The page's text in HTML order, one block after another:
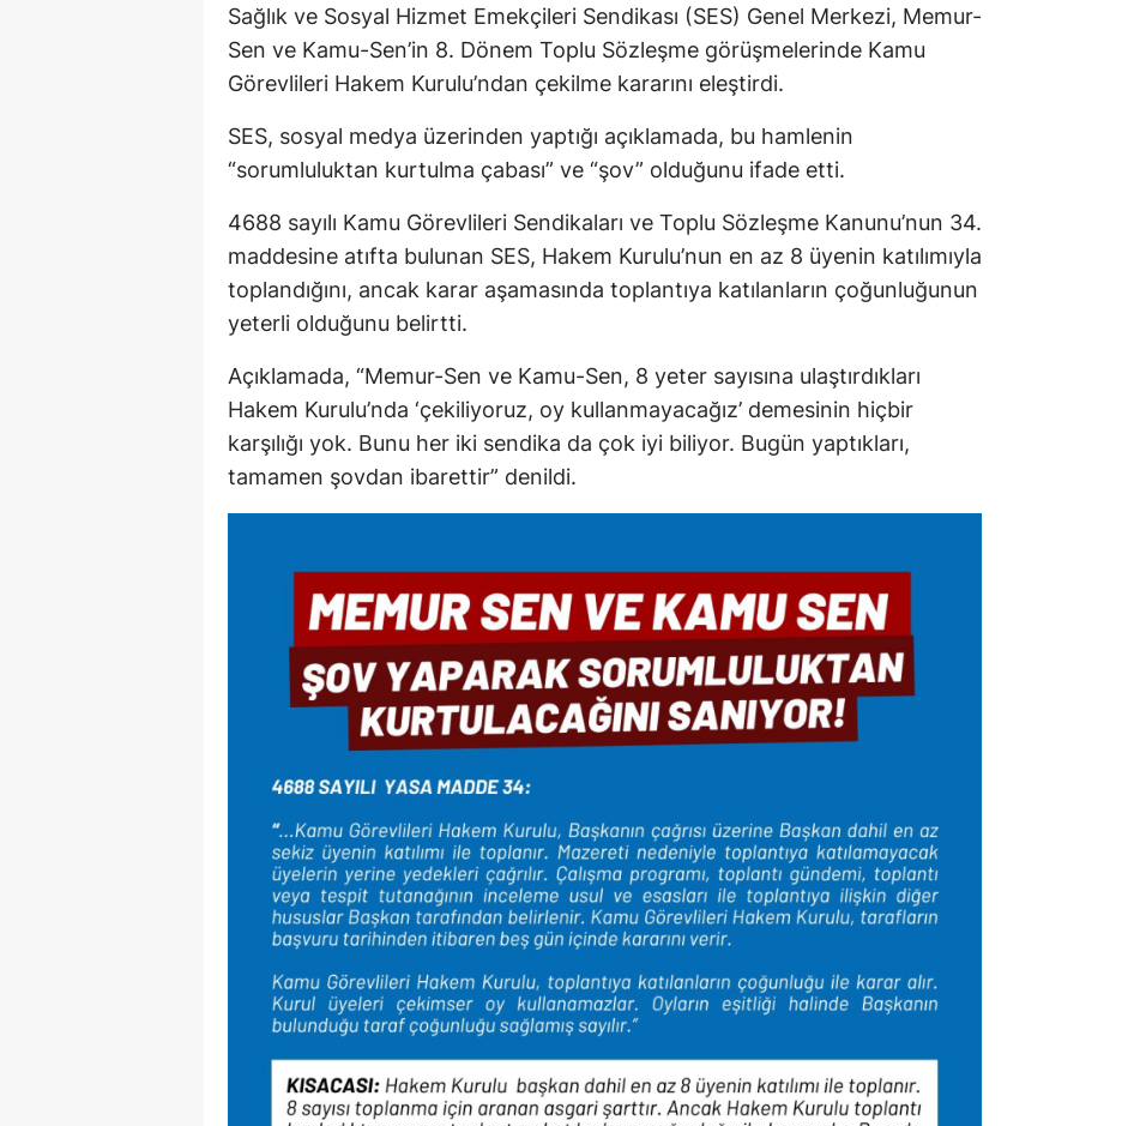
Sağlık ve Sosyal Hizmet Emekçileri Sendikası (SES) Genel Merkezi, Memur-
Sen ve Kamu-Sen’in 8. Dönem Toplu Sözleşme görüşmelerinde Kamu
Görevlileri Hakem Kurulu’ndan çekilme kararını eleştirdi.
SES, sosyal medya üzerinden yaptığı açıklamada, bu hamlenin
“sorumluluktan kurtulma çabası” ve “şov” olduğunu ifade etti.
4688 sayılı Kamu Görevlileri Sendikaları ve Toplu Sözleşme Kanunu’nun 34.
maddesine atıfta bulunan SES, Hakem Kurulu’nun en az 8 üyenin katılımıyla
toplandığını, ancak karar aşamasında toplantıya katılanların çoğunluğunun
yeterli olduğunu belirtti.
Açıklamada, “Memur-Sen ve Kamu-Sen, 8 yeter sayısına ulaştırdıkları
Hakem Kurulu’nda ‘çekiliyoruz, oy kullanmayacağız’ demesinin hiçbir
karşılığı yok. Bunu her iki sendika da çok iyi biliyor. Bugün yaptıkları,
tamamen şovdan ibarettir” denildi.